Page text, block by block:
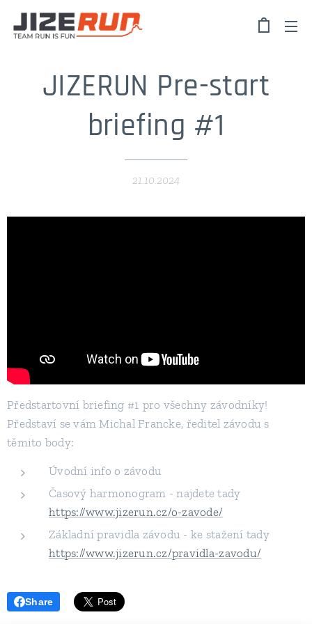
JIZERUN Pre-start
briefing #1
21.10.2024
Předstartovní briefing #1 pro všechny závodníky!
Představí se vám Michal Francke, ředitel závodu s
těmito body:
Úvodní info o závodu
Časový harmonogram - najdete tady
https://www.jizerun.cz/o-zavode/
Základní pravidla závodu - ke stažení tady
https://www.jizerun.cz/pravidla-zavodu/
Share